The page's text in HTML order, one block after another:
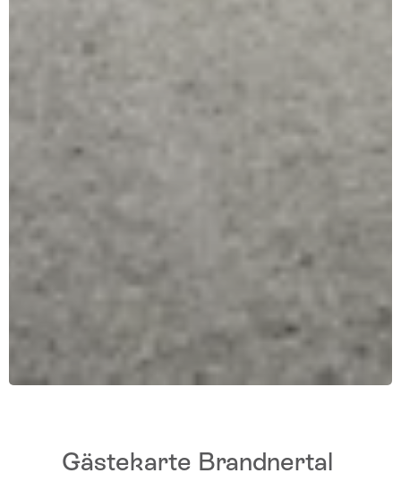
Gästekarte Brandnertal